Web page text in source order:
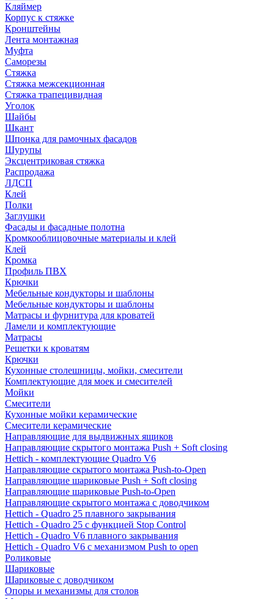
Кляймер
Корпус к стяжке
Кронштейны
Лента монтажная
Муфта
Саморезы
Стяжка
Стяжка межсекционная
Стяжка трапецивидная
Уголок
Шайбы
Шкант
Шпонка для рамочных фасадов
Шурупы
Эксцентриковая стяжка
Распродажа
ЛДСП
Клей
Полки
Заглушки
Фасады и фасадные полотна
Кромкооблицовочные материалы и клей
Клей
Кромка
Профиль ПВХ
Крючки
Мебельные кондукторы и шаблоны
Мебельные кондукторы и шаблоны
Матрасы и фурнитура для кроватей
Ламели и комплектующие
Матрасы
Решетки к кроватям
Крючки
Кухонные столешницы, мойки, смесители
Комплектующие для моек и смесителей
Мойки
Смесители
Кухонные мойки керамические
Смесители керамические
Направляющие для выдвижных ящиков
Направляющие скрытого монтажа Push + Soft closing
Hettich - комплектующие Quadro V6
Направляющие скрытого монтажа Push-to-Open
Направляющие шариковые Push + Soft closing
Направляющие шариковые Push-to-Open
Направляющие скрытого монтажа с доводчиком
Hettich - Quadro 25 плавного закрывания
Hettich - Quadro 25 с функцией Stop Control
Hettich - Quadro V6 плавного закрывания
Hettich - Quadro V6 с механизмом Push to open
Роликовые
Шариковые
Шариковые с доводчиком
Опоры и механизмы для столов